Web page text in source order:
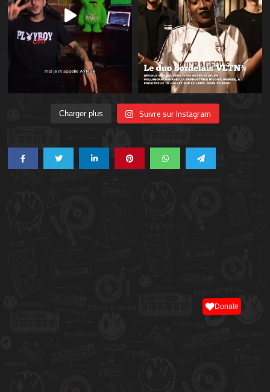
Charger plus Suivre sur Instagram
Donate